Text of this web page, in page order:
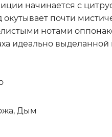
начинается с
почти
нотами
идеально
Дым